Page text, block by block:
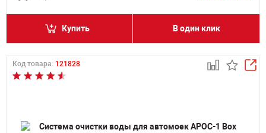
Купить В один клик
Код товара: 121828